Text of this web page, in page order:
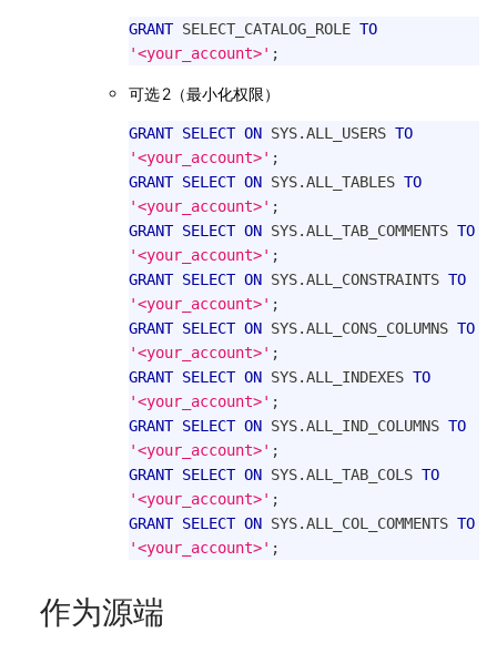
GRANT SELECT_CATALOG_ROLE TO
'<your_account>' ;
可选 2（最小化权限）
GRANT SELECT ON SYS.ALL_USERS TO
'<your_account>' ;
GRANT SELECT ON SYS.ALL_TABLES TO
'<your_account>' ;
GRANT SELECT ON SYS.ALL_TAB_COMMENTS TO
'<your_account>' ;
GRANT SELECT ON SYS.ALL_CONSTRAINTS TO
'<your_account>' ;
GRANT SELECT ON SYS.ALL_CONS_COLUMNS TO
'<your_account>' ;
GRANT SELECT ON SYS.ALL_INDEXES TO
'<your_account>' ;
GRANT SELECT ON SYS.ALL_IND_COLUMNS TO
'<your_account>' ;
GRANT SELECT ON SYS.ALL_TAB_COLS TO
'<your_account>' ;
GRANT SELECT ON SYS.ALL_COL_COMMENTS TO
'<your_account>' ;
作为源端